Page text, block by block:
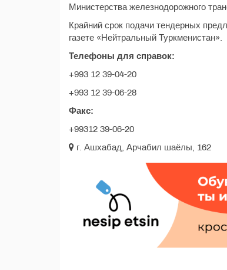
Министерства железнодорожного
Крайний срок подачи тендерных
газете «Нейтральный Туркменистан».
Телефоны для справок:
+993 12 39-04-20
+993 12 39-06-28
Факс:
+99312 39-06-20
г. Ашхабад, Арчабил шаёлы, 162